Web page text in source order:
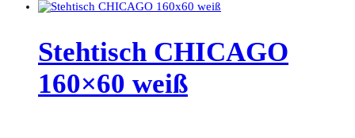
Stehtisch CHICAGO
160×60 weiß